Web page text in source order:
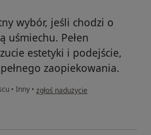
wybór, jeśli chodzi o
uśmiechu. Pełen
estetyki i podejście,
zaopiekowania.
• Inny • w opinii użytkownika Magda
zgłoś nadużycie